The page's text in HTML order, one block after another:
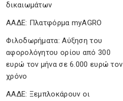
δικαιωμάτων
ΑΑΔΕ: Πλατφόρμα myAGRO
Φιλοδωρήματα: Αύξηση του
αφορολόγητου ορίου από 300
ευρώ τον μήνα σε 6.000 ευρώ τον
χρόνο
ΑΑΔΕ: Ξεμπλοκάρουν οι